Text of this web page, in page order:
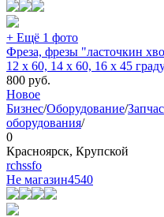
+ Ещё 1 фото
Фреза, фрезы "ласточкин
12 х 60, 14 х 60, 16 х 45
800 руб.
Новое
Бизнес/Оборудование/
оборудования/
0
Красноярск, Крупской
rchssfo
Не магазин4540